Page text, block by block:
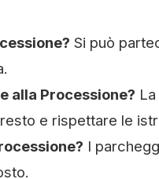
Si può
alla Processione?
e rispettare le
I